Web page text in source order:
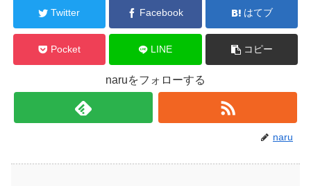
Twitter Facebook はてブ
Pocket LINE コピー
naruをフォローする
naru